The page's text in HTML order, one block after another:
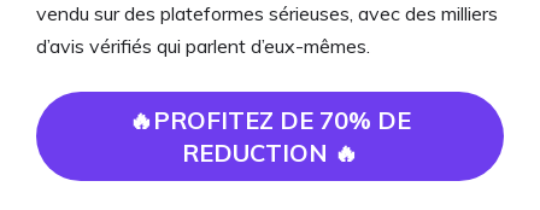
vendu sur des plateformes sérieuses, avec des milliers
d’avis vérifiés qui parlent d’eux-mêmes.
🔥PROFITEZ DE 70% DE
REDUCTION 🔥